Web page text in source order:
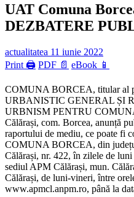
UAT Comuna
DEZBATERE
actualitatea 11 iunie 2022
Print 🖨 PDF 📄 eBook 📱
COMUNA BORCEA, titular al
URBANISTIC GENERAL ȘI
URBNISM PENTRU
Călărași, com. Borcea, anunță
raportului de mediu, ce poate fi
COMUNA BORCEA, din
Călărași, nr. 422, în zilele de
sediul APM Călărași, mun.
Călărași, de luni-vineri, între
www.apmcl.anpm.ro, până la